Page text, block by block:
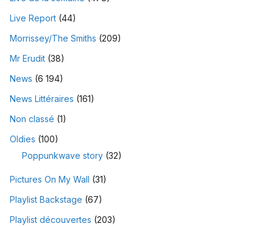
Live Report (44)
Morrissey/The Smiths (209)
Mr Erudit (38)
News (6 194)
News Littéraires (161)
Non classé (1)
Oldies (100)
Poppunkwave story (32)
Pictures On My Wall (31)
Playlist Backstage (67)
Playlist découvertes (203)